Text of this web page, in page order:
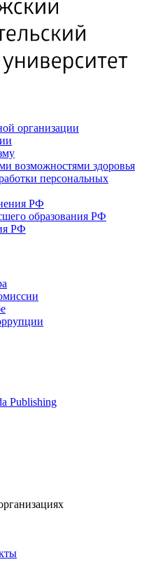
организации
возможностями здоровья
персональных
РФ
образования РФ
РФ
Publishing